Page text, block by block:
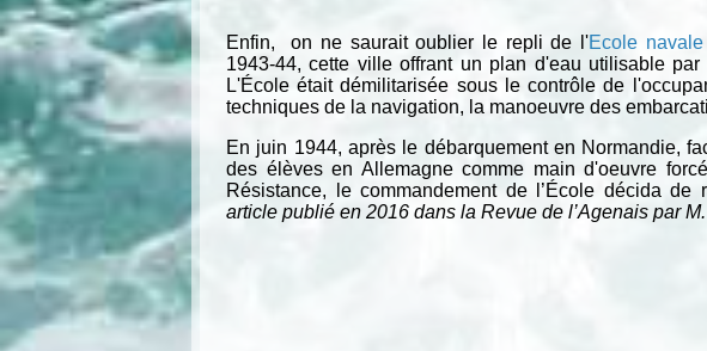
Enfin, on ne saurait oublier le repli de l'Ecole
1943-44, cette ville offrant un plan d'eau utilisable
L'École était démilitarisée sous le contrôle de
techniques de la navigation, la manoeuvre des
En juin 1944, après le débarquement en Normandie,
des élèves en Allemagne comme main d'oeuvre
Résistance, le commandement de l’École décida
article publié en 2016 dans la Revue de l’Agenais par